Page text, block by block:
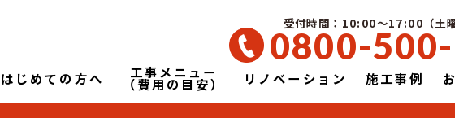
受付時間：10:00～17:00（土
0800-
はじめての方へ 工事メニュー
（費用の目安） リノベーション 施工事例